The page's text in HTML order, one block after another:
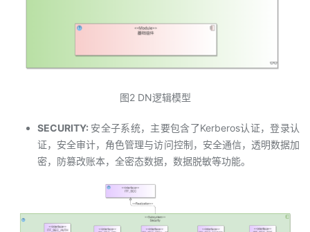
图2 DN逻辑模型
SECURITY: 安全子系统，主要包含了Kerberos认证，登录认
证，安全审计，角色管理与访问控制，安全通信，透明数据加
密，防篡改账本，全密态数据，数据脱敏等功能。